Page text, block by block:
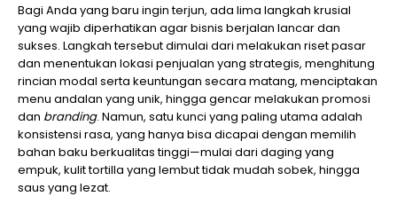
Bagi Anda yang baru ingin terjun, ada lima langkah krusial
yang wajib diperhatikan agar bisnis berjalan lancar dan
sukses. Langkah tersebut dimulai dari melakukan riset pasar
dan menentukan lokasi penjualan yang strategis, menghitung
rincian modal serta keuntungan secara matang, menciptakan
menu andalan yang unik, hingga gencar melakukan promosi
dan branding. Namun, satu kunci yang paling utama adalah
konsistensi rasa, yang hanya bisa dicapai dengan memilih
bahan baku berkualitas tinggi—mulai dari daging yang
empuk, kulit tortilla yang lembut tidak mudah sobek, hingga
saus yang lezat.